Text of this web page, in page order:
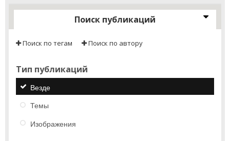
Поиск публикаций
Поиск по тегам Поиск по автору
Тип публикаций
Везде
Темы
Изображения